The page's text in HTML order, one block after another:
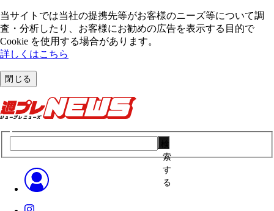
当サイトでは当社の提携先等がお客様のニーズ等について調
査・分析したり、お客様にお勧めの広告を表⽰する⽬的で
Cookie を使⽤する場合があります。
詳しくはこちら
閉じる
索
す
る